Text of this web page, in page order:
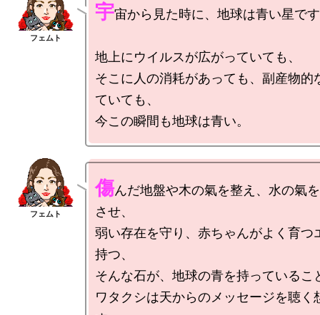
宇宙から見た時に、地球は青い星で
地上にウイルスが広がっていても、
そこに人の消耗があっても、副産物的
ていても、
傷んだ地盤や木の氣を整え、水の氣
させ、
弱い存在を守り、赤ちゃんがよく育つ
持つ、
そんな石が、地球の青を持っているこ
ワタクシは天からのメッセージを聴く